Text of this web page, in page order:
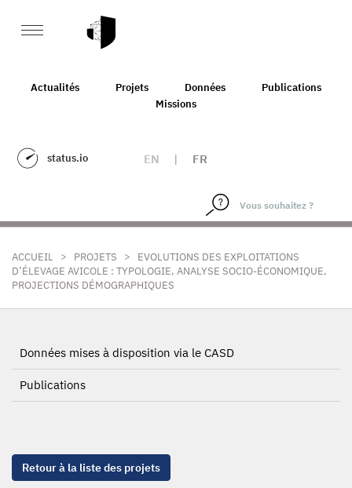
Actualités Projets Données
Publications
Missions
status.io EN | FR
ACCUEIL > PROJETS >
EVOLUTIONS DES EXPLOITATIONS
D’ÉLEVAGE AVICOLE : TYPOLOGIE, ANALYSE SOCIO-ÉCONOMIQUE,
PROJECTIONS DÉMOGRAPHIQUES
Données mises à disposition via le CASD
Publications
Retour à la liste des projets